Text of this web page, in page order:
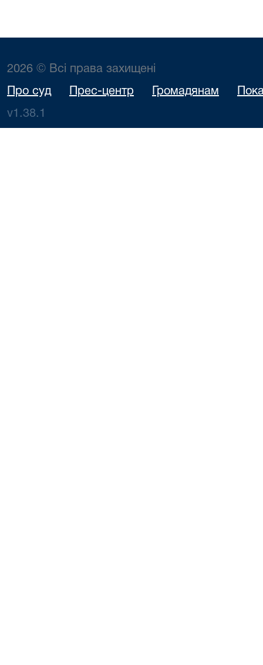
2026 © Всі права захищені
Про суд Прес-центр Громадянам
v1.38.1